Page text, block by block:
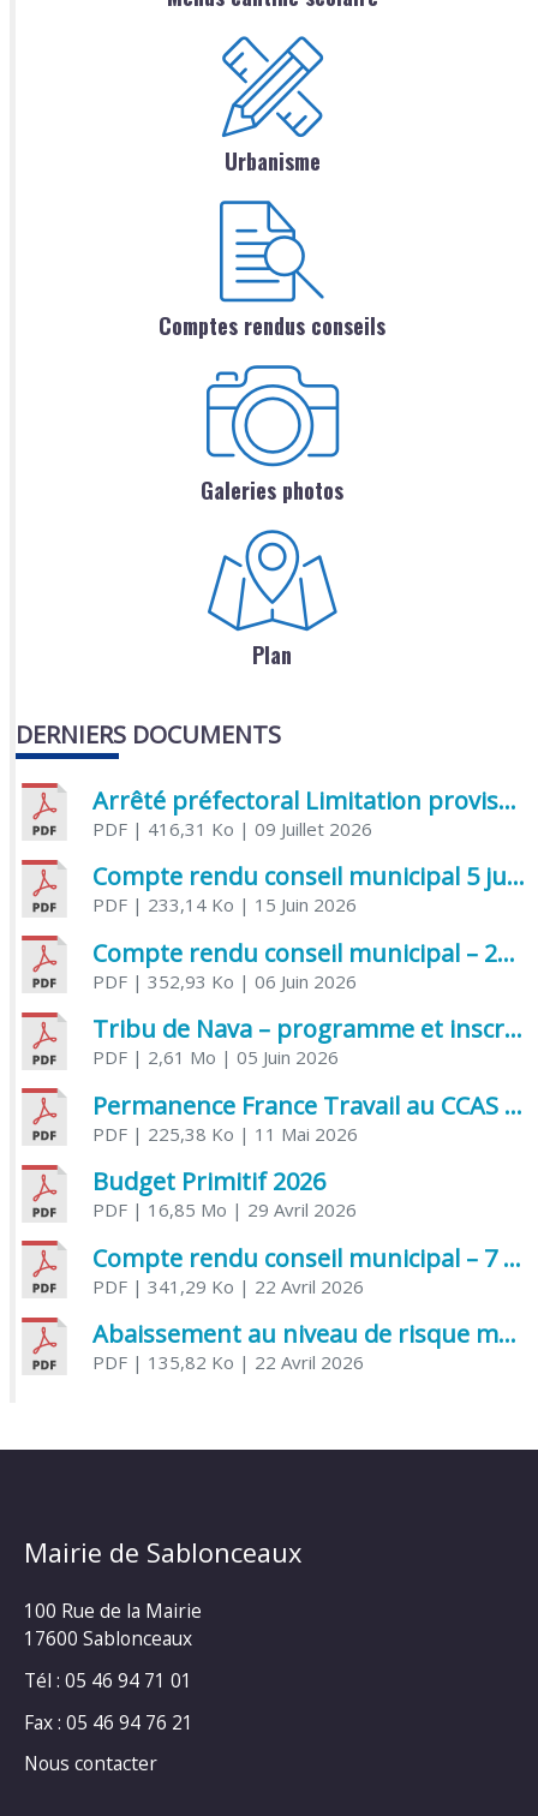
Urbanisme
Comptes rendus conseils
Galeries photos
Plan
DERNIERS DOCUMENTS
Arrêté préfectoral Limitation provisoire des usages de l’eau
PDF| 416,31 Ko | 09 Juillet 2026
Compte rendu conseil municipal 5 juin 2026 sénatoriale
PDF| 233,14 Ko | 15 Juin 2026
Compte rendu conseil municipal – 21 avril 2026
PDF| 352,93 Ko | 06 Juin 2026
Tribu de Nava – programme et inscriptions été 2026
PDF| 2,61 Mo | 05 Juin 2026
Permanence France Travail au CCAS de Saujon Juin 2026
PDF| 225,38 Ko | 11 Mai 2026
Budget Primitif 2026
PDF| 16,85 Mo | 29 Avril 2026
Compte rendu conseil municipal – 7 avril 2026
PDF| 341,29 Ko | 22 Avril 2026
Abaissement au niveau de risque modéré de l’Influenza aviaire
PDF| 135,82 Ko | 22 Avril 2026
Mairie de Sablonceaux
100 Rue de la Mairie
17600 Sablonceaux
Tél : 05 46 94 71 01
Fax : 05 46 94 76 21
Nous contacter